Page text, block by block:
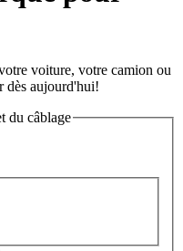
voiture, votre camion ou
dès aujourd'hui!
du câblage